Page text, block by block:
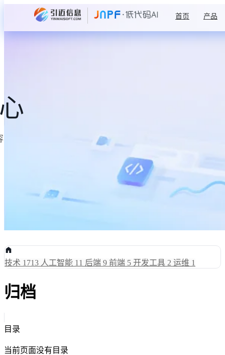
首页 产品
技术 1713 人工智能 11 后端 9 前端 5 开发工具 2 运维 1
归档
目录
当前页面没有目录